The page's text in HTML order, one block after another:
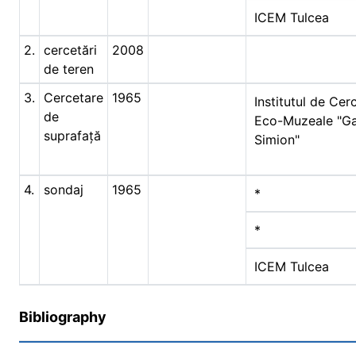
ICEM Tulcea
2. cercetări
de teren
2008
3.
Cercetare
de
suprafață
1965
Institutul de
Eco-Muzeale
Simion"
4. sondaj 1965 *
*
ICEM Tulcea
Bibliography